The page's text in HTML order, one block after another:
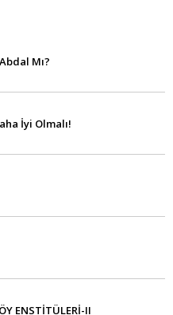
Mı?
İyi Olmalı!
ENSTİTÜLERİ-II